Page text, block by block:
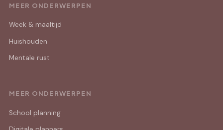
MEER ONDERWERPEN
Week & maaltijd
Huishouden
Mentale rust
MEER ONDERWERPEN
School planning